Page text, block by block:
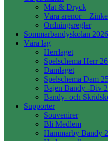
Mat & Dryck
Våra arenor –
Ordningsregler
Sommarbandyskolan 2026
Våra lag
Herrlaget
Spelschema Herr
Damlaget
Spelschema Dam
Bajen Bandy -Div 2
Bandy- och
Supporter
Souvenirer
Bli Medlem
Hammarby Bandy